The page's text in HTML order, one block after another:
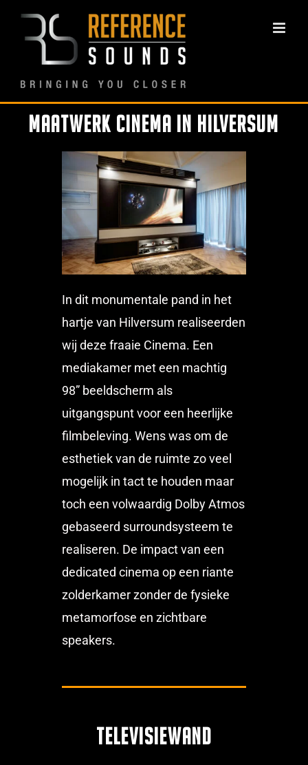
Maatwerk Cinema in Hilversum
In dit monumentale pand in het
hartje van Hilversum realiseerden
wij deze fraaie Cinema. Een
mediakamer met een machtig
98” beeldscherm als
uitgangspunt voor een heerlijke
filmbeleving. Wens was om de
esthetiek van de ruimte zo veel
mogelijk in tact te houden maar
toch een volwaardig Dolby Atmos
gebaseerd surroundsysteem te
realiseren. De impact van een
dedicated cinema op een riante
zolderkamer zonder de fysieke
metamorfose en zichtbare
speakers.
Televisiewand